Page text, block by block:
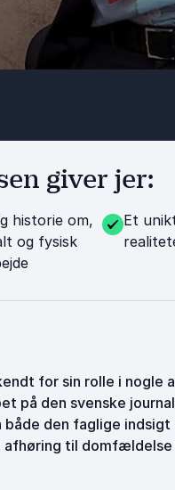
giver jer:
historie om,
og fysisk
Et
for sin rolle i nogle
på den svenske
den faglige indsigt
til